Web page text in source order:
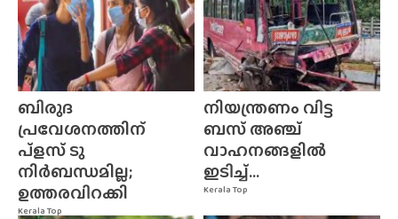
Kerala Top
ബിരുദ
പ്രവേശനത്തിന്
പ്ളസ് ടു
നിർബന്ധമില്ല;
ഉത്തരവിറക്കി
Kerala Top
നിയന്ത്രണം വിട്ട
ബസ് അഞ്ച്
വാഹനങ്ങളിൽ
ഇടിച്ച്...